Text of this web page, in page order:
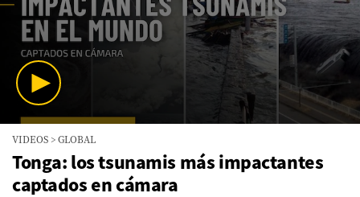
seconds
seconds
VIDEOS >GLOBAL
Tonga: los tsunamis más impactantes
captados en cámara